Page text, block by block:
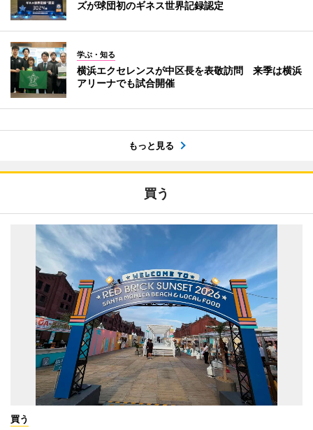
ズが球団初のギネス世界記録認定
学ぶ・知る
横浜エクセレンスが中区長を表敬訪問 来季は横浜
アリーナでも試合開催
もっと見る
買う
買う